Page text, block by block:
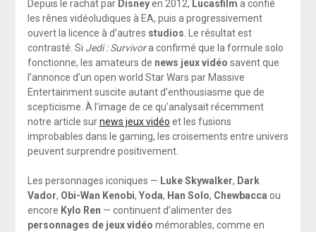
Depuis le rachat par Disneyen 2012, Lucasfilm a confié
les rênes vidéoludiques à EA, puis a progressivement
ouvert la licence à d’autres studios. Le résultat est
contrasté. Si Jedi : Survivora confirmé que la formule solo
fonctionne, les amateurs de news jeux vidéo savent que
l’annonce d’un open world Star Wars par Massive
Entertainment suscite autant d’enthousiasme que de
scepticisme. À l’image de ce qu’analysait récemment
notre article surnews jeux vidéo et les fusions
improbables dans le gaming, les croisements entre univers
peuvent surprendre positivement.
Les personnages iconiques — Luke Skywalker, Dark
Vador, Obi-Wan Kenobi, Yoda, Han Solo, Chewbacca ou
encore Kylo Ren — continuent d’alimenter des
personnages de jeux vidéo mémorables, comme en